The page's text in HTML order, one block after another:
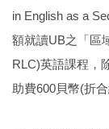
in English as a
額就讀UB之「區
RLC)英語課程，
助費600貝幣(折合